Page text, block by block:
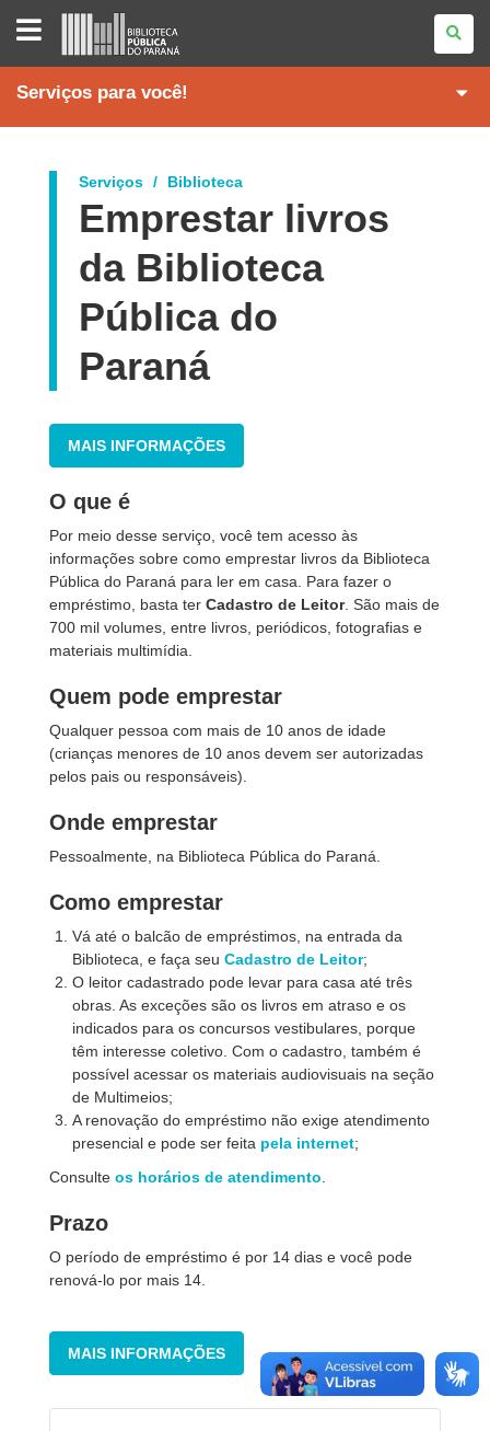
BIBLIOTECA
PARANÁ
Serviços para você!
Serviços Biblioteca
Emprestar livros
da Biblioteca
Pública do
Paraná
MAIS INFORMAÇÕES
O que é
Por meio desse serviço, você tem acesso às
informações sobre como emprestar livros da Biblioteca
Pública do Paraná para ler em casa. Para fazer o
empréstimo, basta ter Cadastro de Leitor. São mais de
700 mil volumes, entre livros, periódicos, fotografias e
materiais multimídia.
Quem pode emprestar
Qualquer pessoa com mais de 10 anos de idade
(crianças menores de 10 anos devem ser autorizadas
pelos pais ou responsáveis).
Onde emprestar
Pessoalmente, na Biblioteca Pública do Paraná.
Como emprestar
Vá até o balcão de empréstimos, na entrada da
Biblioteca, e faça seu Cadastro de Leitor;
O leitor cadastrado pode levar para casa até três
obras. As exceções são os livros em atraso e os
indicados para os concursos vestibulares, porque
têm interesse coletivo. Com o cadastro, também é
possível acessar os materiais audiovisuais na seção
de Multimeios;
A renovação do empréstimo não exige atendimento
presencial e pode ser feita pela internet;
Consulte os horários de atendimento
Prazo
O período de empréstimo é por 14 dias e você pode
renová-lo por mais 14.
MAIS INFORMAÇÕES